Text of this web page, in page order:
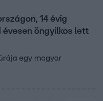
14 évig
öngyilkos lett
egy magyar